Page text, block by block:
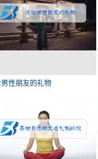
性朋友的礼物